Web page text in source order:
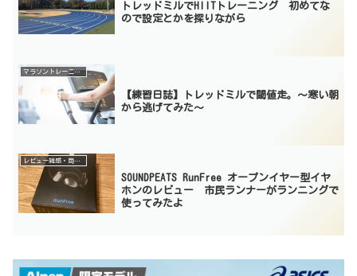
トレッドミルでHIITトレーニング 初めてな
ので設定とかを探りながら
マラソントレーニング
【練習日誌】トレッドミルで閾値走。〜寒い朝
から逃げてみた〜
レビュー雑感・商品紹介
SOUNDPEATS RunFree オープンイヤー型イヤ
ホンのレビュー 市民ランナーがランニングで
使ってみたよ